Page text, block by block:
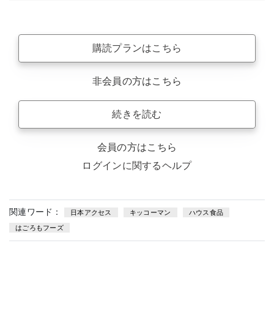
購読プランはこちら
非会員の方はこちら
続きを読む
会員の方はこちら
ログインに関するヘルプ
関連ワード： 日本アクセス キッコーマン ハウス食品
はごろもフーズ